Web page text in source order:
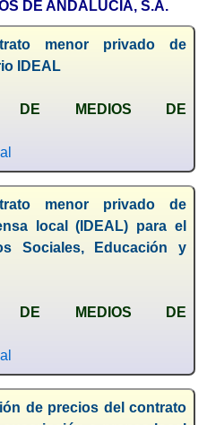
DE ANDALUCIA, S.A.
menor privado de
IDEAL
DE MEDIOS DE
menor privado de
local (IDEAL) para el
Sociales, Educación y
DE MEDIOS DE
de precios del contrato